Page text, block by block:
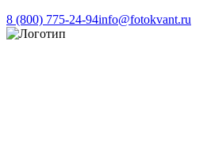
8 (800) 775-24-94info@fotokvant.ru